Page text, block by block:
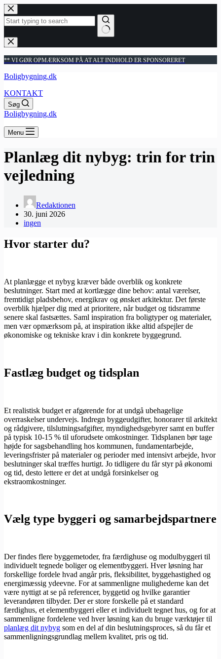
Fortsæt
til
indhold
Ingen
resultater
** VI GØR OPMÆRKSOM PÅ AT ALT INDHOLD ER SPONSORERET
Boligbygning.dk
KONTAKT
Søg
Boligbygning.dk
Menu
Planlæg dit nybyg: trin for trin
vejledning
Redaktionen
30. juni 2026
ingen
Hvor starter du?
At planlægge et nybyg kræver både overblik og konkrete
beslutninger. Start med at kortlægge dine behov: antal værelser,
fremtidigt pladsbehov, energikrav og ønsket arkitektur. Det første
overblik hjælper dig med at prioritere, når budget og tidsramme
senere skal fastsættes. Saml inspiration fra boligtyper og materialer,
men vær opmærksom på, at inspiration ikke altid afspejler de
økonomiske og tekniske krav i din konkrete byggegrund.
Fastlæg budget og tidsplan
Et realistisk budget er afgørende for at undgå ubehagelige
overraskelser undervejs. Indregn byggeudgifter, honorarer til arkitekt
og rådgivere, tilslutningsafgifter, myndighedsgebyrer samt en buffer
på typisk 10-15 % til uforudsete omkostninger. Tidsplanen bør tage
højde for sagsbehandling hos kommunen, fundamentarbejde,
leveringsfrister på materialer og perioder med intensivt arbejde, hvor
beslutninger skal træffes hurtigt. Jo tidligere du får styr på økonomi
og tid, desto lettere er det at undgå forsinkelser og
ekstraomkostninger.
Vælg type byggeri og samarbejdspartnere
Der findes flere byggemetoder, fra færdighuse og modulbyggeri til
individuelt tegnede boliger og elementbyggeri. Hver løsning har
forskellige fordele hvad angår pris, fleksibilitet, byggehastighed og
energimæssig ydeevne. For at sammenligne mulighederne kan det
være nyttigt at se på referencer, byggetid og hvilke garantier
leverandøren tilbyder. Der er store forskelle på et standard
færdighus, et elementbyggeri eller et individuelt tegnet hus, og for at
sammenligne fordelene ved hver løsning kan du bruge værktøjer til
planlæg dit nybyg som en del af din beslutningsproces, så du får et
sammenligningsgrundlag mellem kvalitet, pris og tid.